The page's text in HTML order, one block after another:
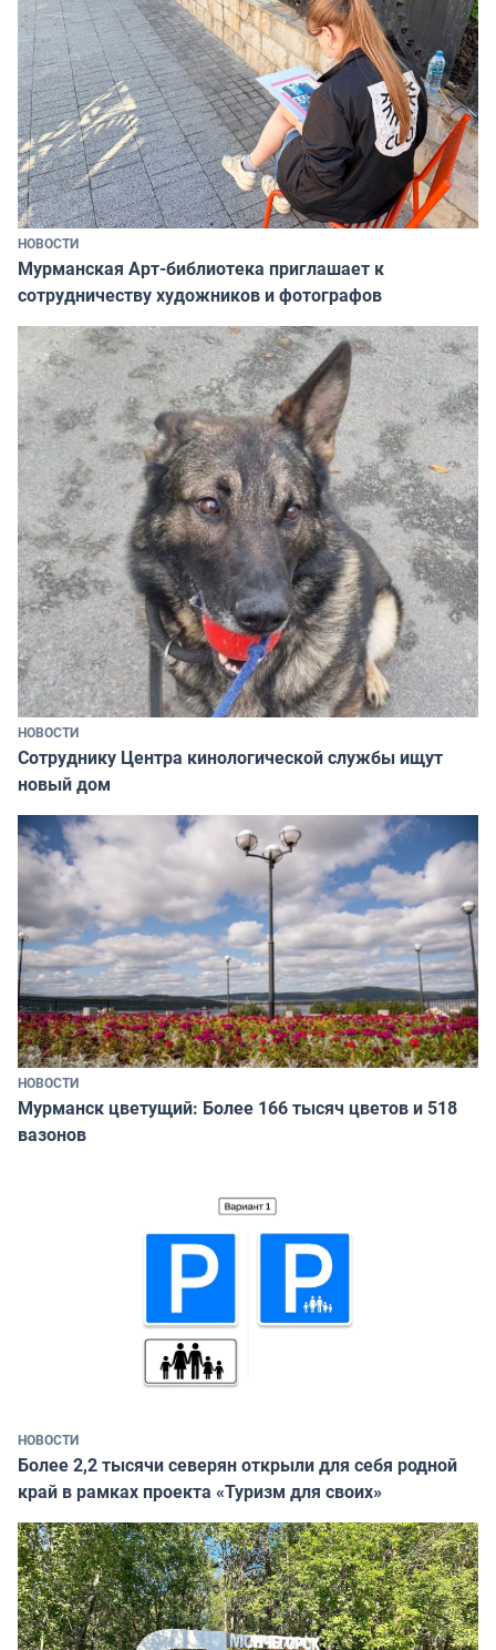
НОВОСТИ
Мурманская Арт-библиотека приглашает к
сотрудничеству художников и фотографов
НОВОСТИ
Сотруднику Центра кинологической службы ищут
новый дом
НОВОСТИ
Мурманск цветущий: Более 166 тысяч цветов и 518
вазонов
НОВОСТИ
Более 2,2 тысячи северян открыли для себя родной
край в рамках проекта «Туризм для своих»